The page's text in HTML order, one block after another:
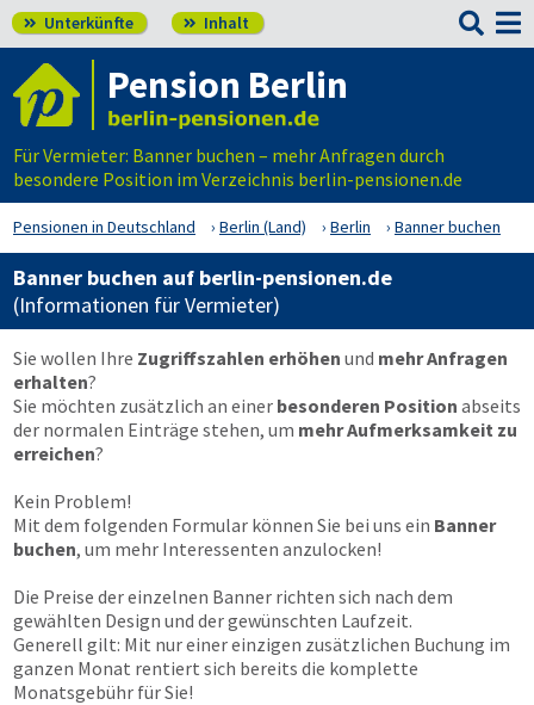
 Unterkünfte  Inhalt 
Pension Berlin
Für Vermieter: Banner buchen – mehr Anfragen durch
besondere Position im Verzeichnis berlin-pensionen.de
Pensionen in Deutschland Berlin (Land) Berlin Banner buchen
Banner buchen auf berlin-pensionen.de
(Informationen für Vermieter)
Sie wollen Ihre Zugriffszahlen erhöhen und mehr Anfragen
erhalten?
Sie möchten zusätzlich an einer besonderen Position abseits
der normalen Einträge stehen, um mehr Aufmerksamkeit zu
erreichen?
Kein Problem!
Mit dem folgenden Formular können Sie bei uns ein Banner
buchen, um mehr Interessenten anzulocken!
Die Preise der einzelnen Banner richten sich nach dem
gewählten Design und der gewünschten Laufzeit.
Generell gilt: Mit nur einer einzigen zusätzlichen Buchung im
ganzen Monat rentiert sich bereits die komplette
Monatsgebühr für Sie!